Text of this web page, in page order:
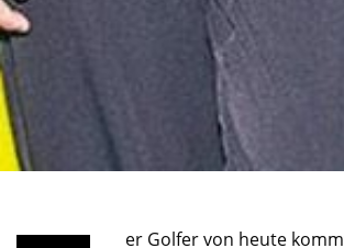
er Golfer von heute